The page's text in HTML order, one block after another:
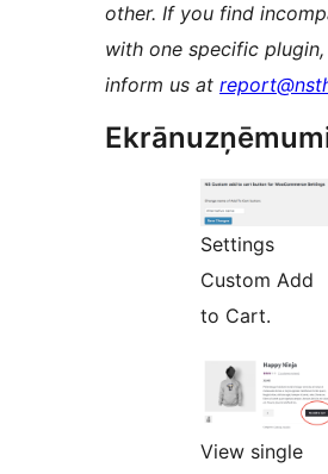
other. If you find
with one specific plugin,
inform us at
Settings
Custom Add
to Cart.
View single